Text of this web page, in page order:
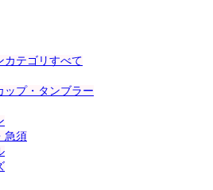
カテゴリすべて
ップ・タンブラー
急須